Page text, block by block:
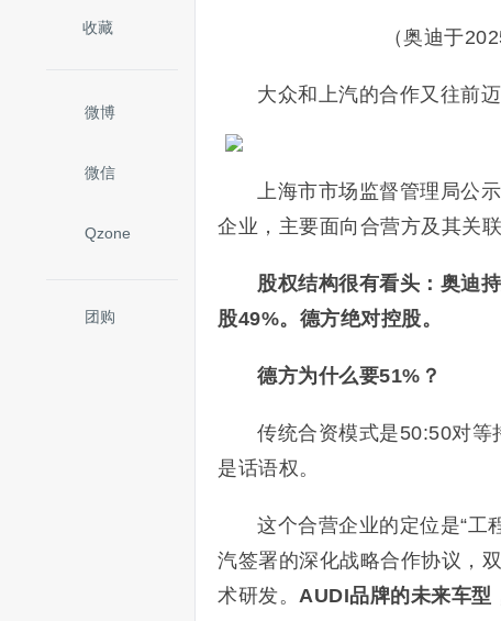
收藏
微博
微信
Qzone
团购
（奥迪于
大众和上汽的合作又往前
上海市市场监督管理局公
企业，主要面向合营方及其关
股权结构很有看头：奥迪
股49%。德方绝对控股。
德方为什么要51%？
传统合资模式是50:50对等
是话语权。
这个合营企业的定位是“工
汽签署的深化战略合作协议，
术研发。 AUDI品牌的未来车型